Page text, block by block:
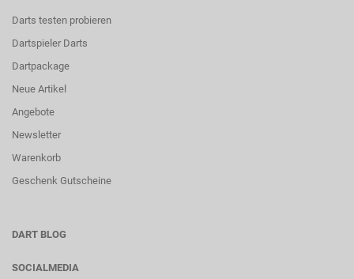
Darts testen probieren
Dartspieler Darts
Dartpackage
Neue Artikel
Angebote
Newsletter
Warenkorb
Geschenk Gutscheine
DART BLOG
SOCIALMEDIA